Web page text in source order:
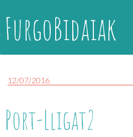
FurgoBidaiak
12/07/2016
Port-Lligat2